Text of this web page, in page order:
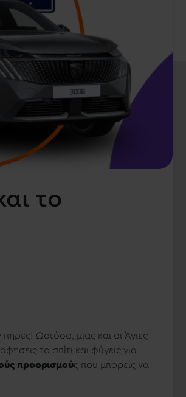
το
Ωστόσο, μιας και οι Άγιες
το σπίτι και φύγεις για
προορισμούς που μπορείς να